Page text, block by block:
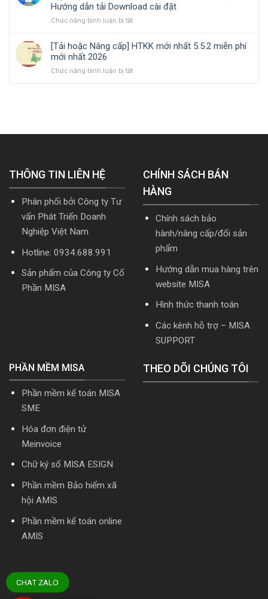
nhân
kinh
nhất
năm
|
Video
dẫn
xây
lắp
rõ
Kế
toán
online
quản
Hướng dẫn tải Download cài đặt
Chức năng bình luận bị tắtở
Phần
kế
nhất
2026
Download
[Tải hoặc Nâng cấp] HTKK mới nhất 5.5.2 miễn phí
mới nhất 2026
Chức năng bình luận bị tắtở
nhất
THÔNG TIN LIÊN HỆ
Phân phối bởi Công ty Tư
vấn Phát Triển Doanh
Nghiệp Việt Nam
Hotline: 0934.688.991
Sản phẩm của Công ty Cổ
Phần MISA
CHÍNH SÁCH BÁN
HÀNG
Chính sách bảo
hành/nâng cấp/đổi sản
phẩm
Hướng dẫn mua hàng trên
website MISA
Hình thức thanh toán
Các kênh hỗ trợ – MISA
SUPPORT
PHẦN MỀM MISA
Phần mềm kế toán MISA
SME
Hóa đơn điện tử
Meinvoice
Chữ ký số MISA ESIGN
Phần mềm Bảo hiểm xã
hội AMIS
Phần mềm kế toán online
AMIS
THEO DÕI CHÚNG TÔI
CHAT ZALO